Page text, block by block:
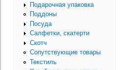
Подарочная упаковка
Поддоны
Посуда
Салфетки, скатерти
Скотч
Сопутствующие товары
Текстиль